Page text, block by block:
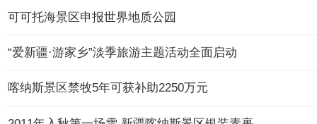
可可托海景区申报世界地质公园
“爱新疆·游家乡”淡季旅游主题活动全面启动
喀纳斯景区禁牧5年可获补助2250万元